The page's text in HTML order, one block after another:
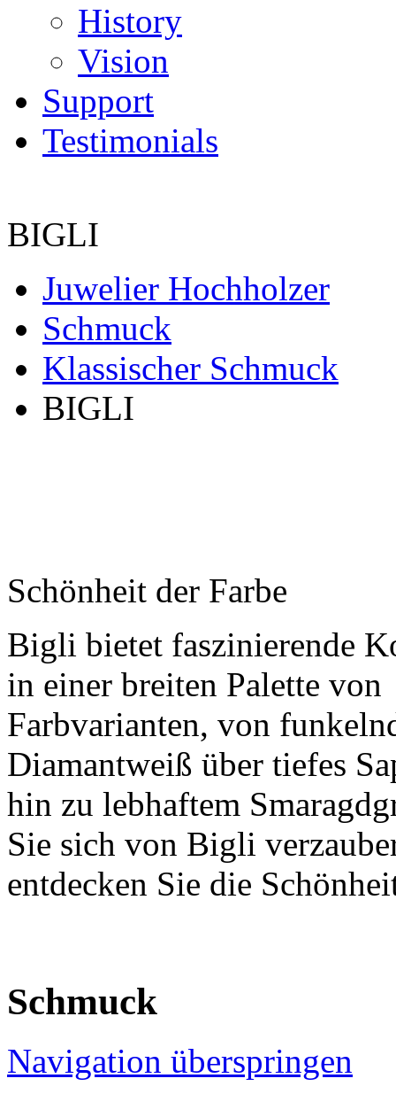
History
Vision
Support
Testimonials
BIGLI
Juwelier Hochholzer
Schmuck
Klassischer Schmuck
BIGLI
Schönheit der Farbe
Bigli bietet faszinierende
in einer breiten Palette von
Farbvarianten, von
Diamantweiß über tiefes
hin zu lebhaftem
Sie sich von Bigli
entdecken Sie die
Schmuck
Navigation überspringen